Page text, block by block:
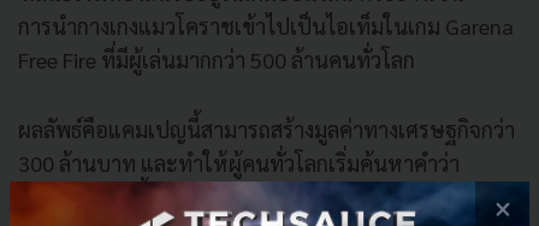
การนำกางเกงแมวโคราชเข้าไปเป็นไอเท็มในเกม Garena
Free Fire ที่มีผู้เล่นมากกว่า 500 ล้านคนทั่วโลก
ผลลัพธ์คือแคมเปญนี้สามารถสร้างมูลค่าทางเศรษฐกิจกว่า
300 ล้านบาท และทำให้ผู้คนทั่วโลกเริ่มค้นหาคำว่า
‘โคราช’ มากขึ้น
×